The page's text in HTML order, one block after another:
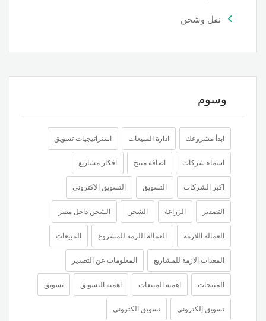
نقل وشحن
وسوم
ابدأ مشروعك ادارة المبيعات استراتيجيات تسويق
اسماء شركات اضافة منتج افكار مشاريع
اكبر الشركات التسويق التسويق الاكتروني
التصدير الزراعة الشحن الشحن داخل مصر
العمالة اللازمة العمالة اللزمة للمشروع المبيعات
المعدات الازمة للمشاريع المعلومات عن التصدير
المنتجات اهمية المبيعات اهميه التسويق تسويق
تسويق إلكتروني تسويق الكترونى